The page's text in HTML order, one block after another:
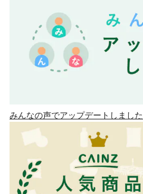
みんなの声でアップデートしました